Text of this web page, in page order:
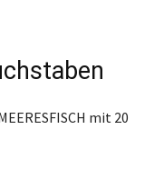
mit 20